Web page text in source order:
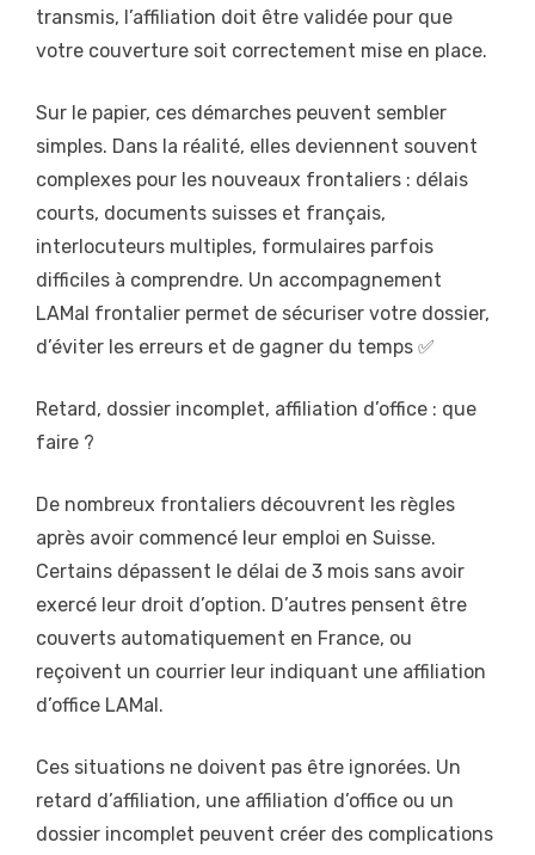
transmis, l’affiliation doit être validée pour que
votre couverture soit correctement mise en place.
Sur le papier, ces démarches peuvent sembler
simples. Dans la réalité, elles deviennent souvent
complexes pour les nouveaux frontaliers : délais
courts, documents suisses et français,
interlocuteurs multiples, formulaires parfois
difficiles à comprendre. Un accompagnement
LAMal frontalier permet de sécuriser votre dossier,
d’éviter les erreurs et de gagner du temps ✅
Retard, dossier incomplet, affiliation d’office : que
faire ?
De nombreux frontaliers découvrent les règles
après avoir commencé leur emploi en Suisse.
Certains dépassent le délai de 3 mois sans avoir
exercé leur droit d’option. D’autres pensent être
couverts automatiquement en France, ou
reçoivent un courrier leur indiquant une affiliation
d’office LAMal.
Ces situations ne doivent pas être ignorées. Un
retard d’affiliation, une affiliation d’office ou un
dossier incomplet peuvent créer des complications